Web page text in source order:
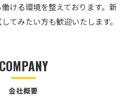
ける環境を整えております。新
てみたい方も歓迎いたします。
会社概要
COMPANY